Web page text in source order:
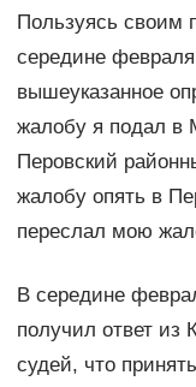
Пользуясь своим
середине
вышеуказанное
жалобу я подал в
Перовский
жалобу опять в
переслал мою
В середине
получил ответ из
судей, что